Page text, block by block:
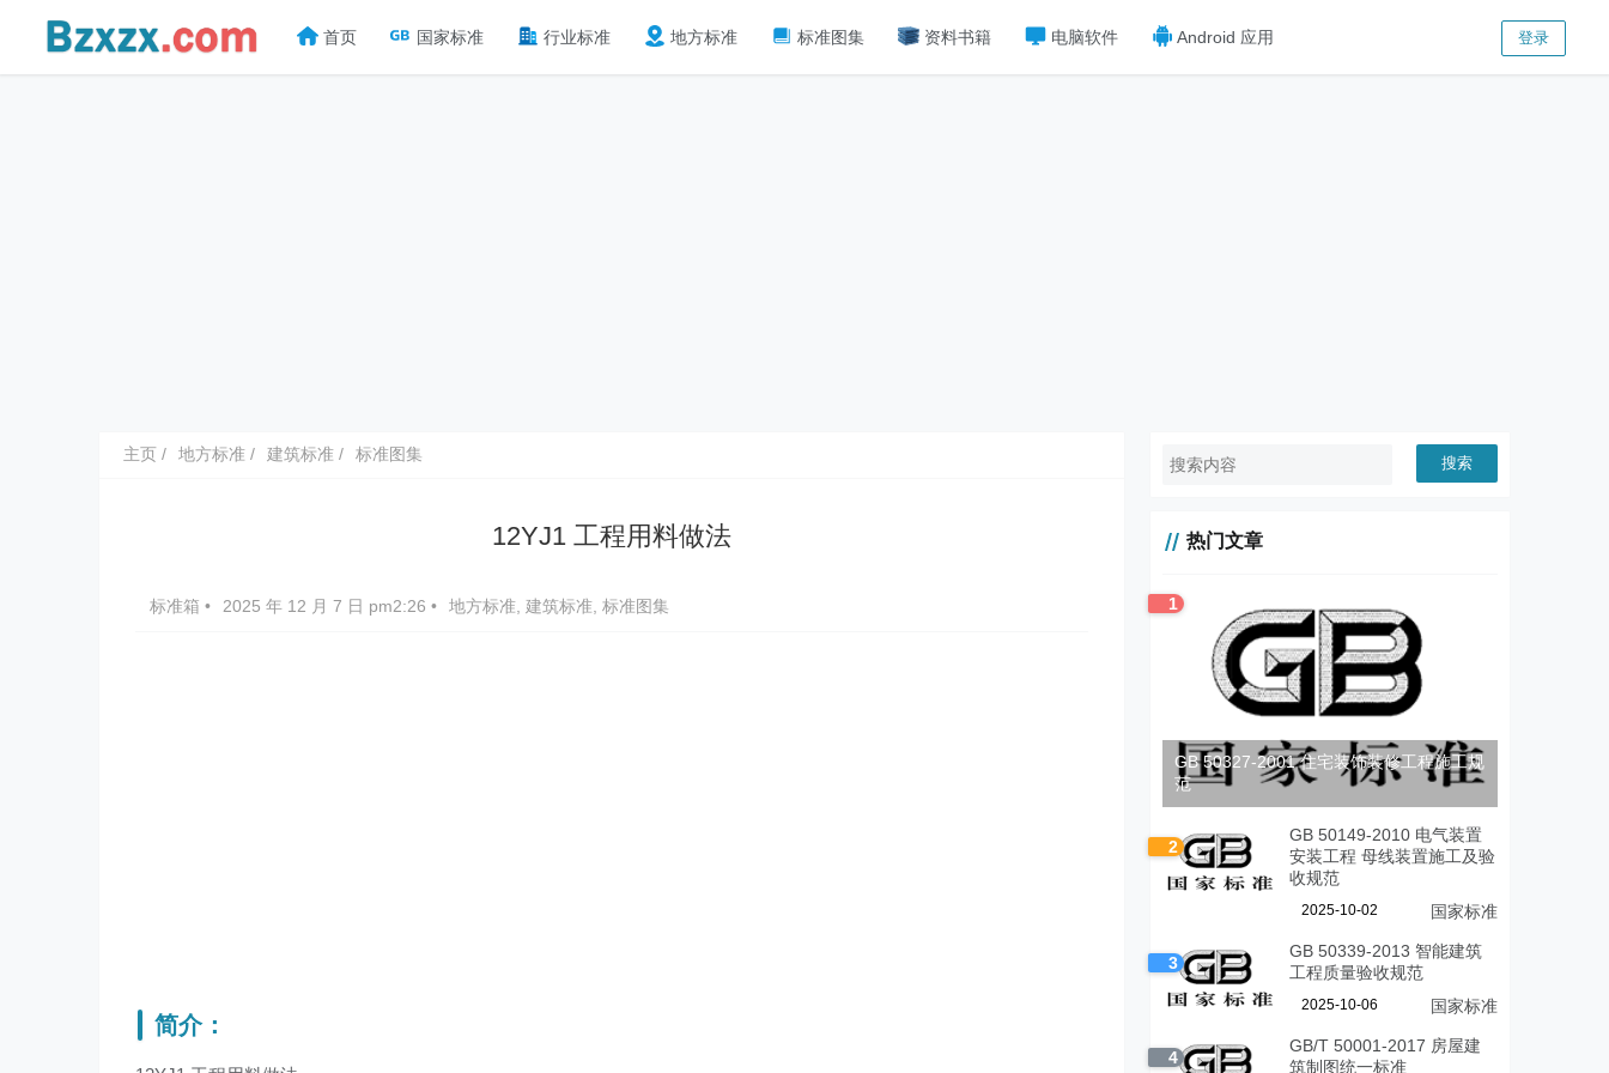
首页 国家标准 行业标准 地方标准 标准图集 资料书籍 电脑软件 Android 应用 登录
主页 地方标准 建筑标准 标准图集
12YJ1 工程用料做法
标准箱 • 2025 年 12 月 7 日 pm2:26 • 地方标准 建筑标准 标准图集
简介：
搜索
热门文章
1
GB 50327-2001 住宅装饰装修工程施工规
范
2
GB 50149-2010 电气装置
安装工程 母线装置施工及验
收规范
2025-10-02 国家标准
3
GB 50339-2013 智能建筑
工程质量验收规范
2025-10-06 国家标准
4
GB/T 50001-2017 房屋建
筑制图统一标准